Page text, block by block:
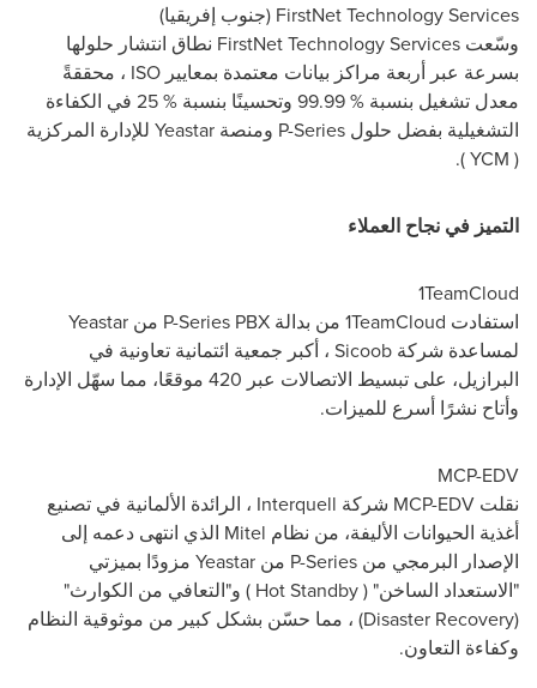
FirstNet Technology Services (جنوب إفريقيا)
وسّعت FirstNet Technology Services نطاق انتشار حلولها
بسرعة عبر أربعة مراكز بيانات معتمدة بمعايير ISO ، محققةً
معدل تشغيل بنسبة %99.99 وتحسينًا بنسبة %25 في الكفاءة
التشغيلية بفضل حلول P-Series ومنصة Yeastar للإدارة المركزية
(
YCM
).
التميز في نجاح العملاء
1TeamCloud
استفادت 1TeamCloud من بدالة P-Series PBX من Yeastar
لمساعدة شركة Sicoob ، أكبر جمعية ائتمانية تعاونية في
البرازيل، على تبسيط الاتصالات عبر 420 موقعًا، مما سهّل الإدارة
وأتاح نشرًا أسرع للميزات.
MCP-EDV
نقلت MCP-EDV شركة Interquell ، الرائدة الألمانية في تصنيع
أغذية الحيوانات الأليفة، من نظام Mitel الذي انتهى دعمه إلى
الإصدار البرمجي من P-Series من Yeastar مزودًا بميزتي
"الاستعداد الساخن" (Hot Standby ) و"التعافي من الكوارث"
(Disaster Recovery) ، مما حسّن بشكل كبير من موثوقية النظام
وكفاءة التعاون.